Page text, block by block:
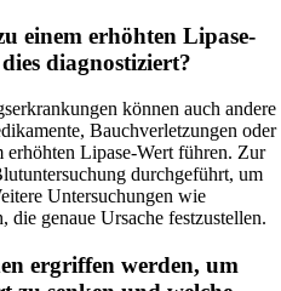
einem erhöhten Lipase-
diagnostiziert?
können auch andere
Bauchverletzungen oder
erhöhten Lipase-Wert führen. Zur
durchgeführt, um
Untersuchungen wie
genaue Ursache festzustellen.
ergriffen werden, um